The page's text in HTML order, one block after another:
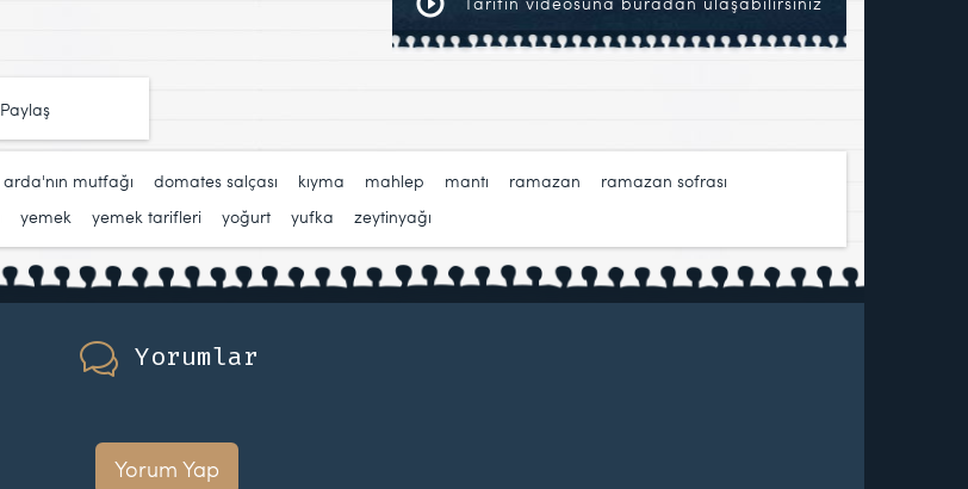
Paylaş
arda'nın mutfağı domates salçası kıyma mahlep mantı ramazan ramazan sofrası
yemek yemek tarifleri yoğurt yufka zeytinyağı
Yorumlar
Yorum Yap